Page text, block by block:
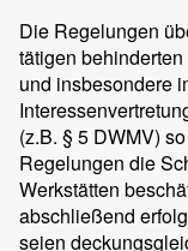
Die Regelungen
tätigen
und insbesondere
(z.B. § 5 DWMV)
Regelungen die
Werkstätten
abschließend
seien